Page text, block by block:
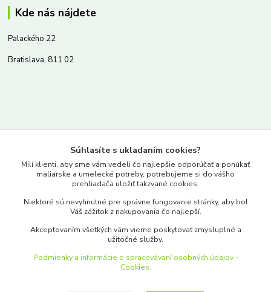
Kde nás nájdete
Palackého 22
Bratislava, 811 02
www.merkantil.sk
Pondelok-Piatok: 9.00-17.00hod.
objednavky@merkantil-obchod.sk
Súhlasíte s ukladaním cookies?
Milí klienti, aby sme vám vedeli čo najlepšie odporúčať a ponúkať
maliarske a umelecké potreby, potrebujeme si do vášho
prehliadača uložiť takzvané cookies.
Niektoré sú nevyhnutné pre správne fungovanie stránky, aby bol
Váš zážitok z nakupovania čo najlepší.
Akceptovaním všetkých vám vieme poskytovať zmysluplné a
užitočné služby.
Podmienky a informácie o spracovávaní osobných údajov -
Cookies.